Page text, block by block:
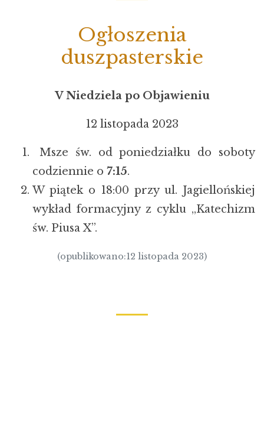
Ogłoszenia
duszpasterskie
V Niedziela po Objawieniu
12 listopada 2023
Msze św. od poniedziałku do soboty
codziennie o 7:15.
W piątek o 18:00 przy ul. Jagiellońskiej
wykład formacyjny z cyklu „Katechizm
św. Piusa X”.
(opublikowano:12 listopada 2023)